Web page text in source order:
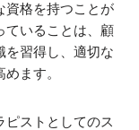
資格を持つことが
ていることは、顧
を習得し、適切な
ます。
ピストとしてのス